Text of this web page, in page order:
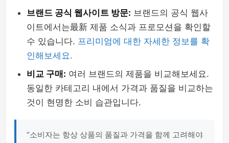
브랜드 공식 웹사이트 방문: 브랜드의 공식 웹사
이트에서는最新 제품 소식과 프로모션을 확인할
수 있습니다. 프리미엄에 대한 자세한 정보를 확
인해보세요.
비교 구매: 여러 브랜드의 제품을 비교해보세요.
동일한 카테고리 내에서 가격과 품질을 비교하는
것이 현명한 소비 습관입니다.
“소비자는 항상 상품의 품질과 가격을 함께 고려해야